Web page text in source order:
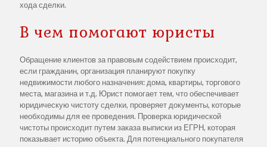
хода сделки.
В чем помогают юристы
Обращение клиентов за правовым содействием происходит,
если гражданин, организация планируют покупку
недвижимости любого назначения: дома, квартиры, торгового
места, магазина и т.д. Юрист помогает тем, что обеспечивает
юридическую чистоту сделки, проверяет документы, которые
необходимы для ее проведения. Проверка юридической
чистоты происходит путем заказа выписки из ЕГРН, которая
показывает историю объекта. Для потенциального покупателя